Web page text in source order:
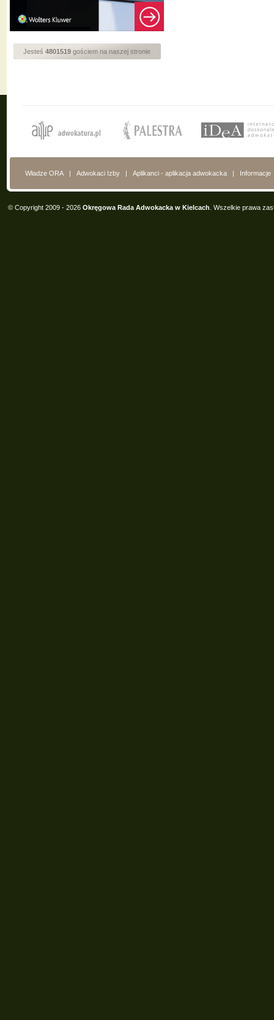
Jesteś 4801519 gościem na naszej stronie
Władze ORA | Adwokaci Izby | Aplikanci - aplikacja adwokacka | Informacje
© Copyright 2009 - 2026 Okręgowa Rada Adwokacka w Kielcach . Wszelkie prawa